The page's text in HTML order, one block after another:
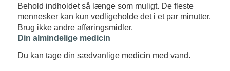
Behold indholdet så længe som muligt. De fleste
mennesker kan kun vedligeholde det i et par minutter.
Brug ikke andre afføringsmidler.
Din almindelige medicin
Du kan tage din sædvanlige medicin med vand.